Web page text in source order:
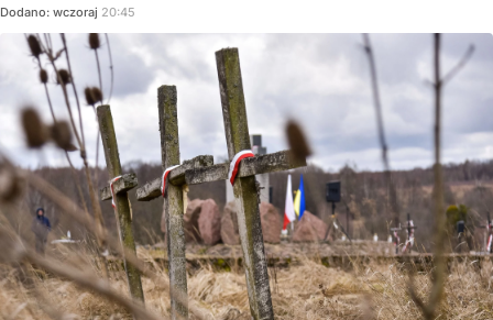
Dodano: wczoraj 20:45